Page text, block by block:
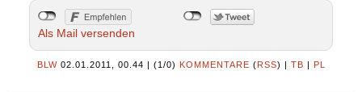
Als Mail versenden
BLW 02.01.2011, 00.44 | (1/0) KOMMENTARE (RSS) | TB | PL